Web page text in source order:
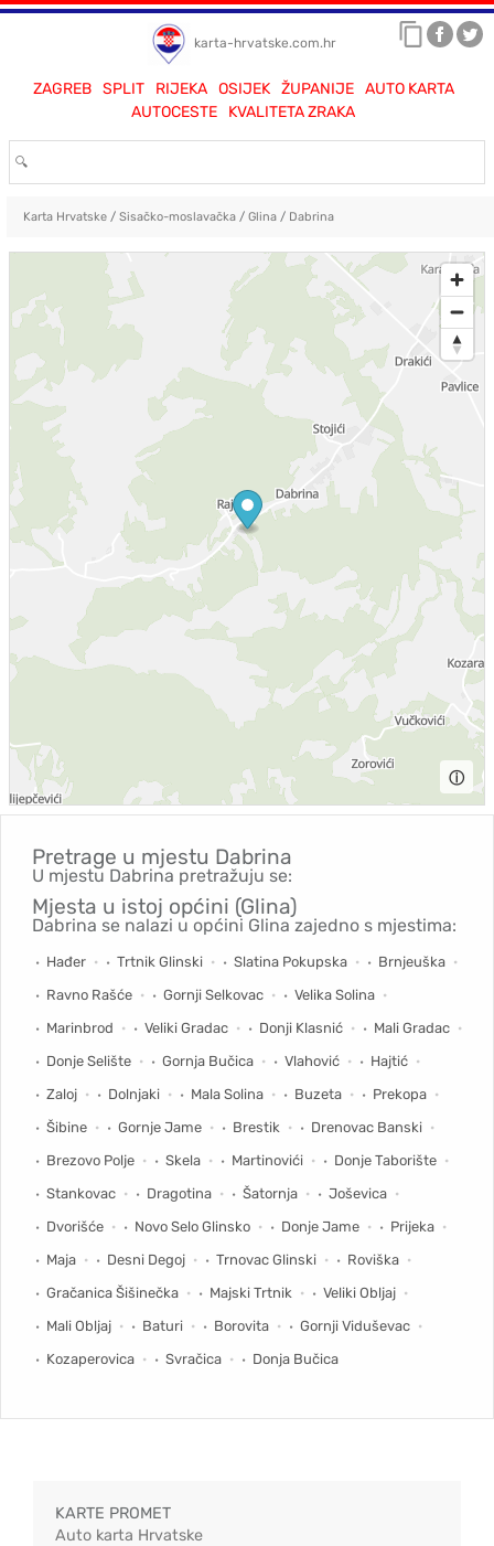
karta-hrvatske.com.hr
ZAGREB SPLIT RIJEKA OSIJEK ŽUPANIJE
AUTO KARTA
AUTOCESTE
KVALITETA ZRAKA
Karta Hrvatske/ Sisačko-moslavačka/ Glina/ Dabrina
ⓘ
Pretrage u mjestu Dabrina
U mjestu Dabrina pretražuju se:
Mjesta u istoj općini (Glina)
Dabrina se nalazi u općini Glina zajedno s mjestima:
Hađer Trtnik Glinski Slatina Pokupska
Brnjeuška
Ravno Rašće
Gornji Selkovac
Velika Solina
Marinbrod
Veliki Gradac Donji Klasnić
Mali Gradac
Donje Selište
Gornja Bučica Vlahović
Hajtić
Zaloj
Dolnjaki Mala Solina Buzeta
Prekopa
Šibine
Gornje Jame Brestik
Drenovac Banski
Brezovo Polje
Skela Martinovići
Donje Taborište
Stankovac
Dragotina Šatornja
Joševica
Dvorišće
Novo Selo Glinsko Donje Jame
Prijeka
Maja
Desni Degoj Trnovac Glinski
Roviška
Gračanica Šišinečka
Majski Trtnik
Veliki Obljaj
Mali Obljaj
Baturi Borovita
Gornji Viduševac
Kozaperovica
Svračica Donja Bučica
KARTE PROMET
Auto karta Hrvatske